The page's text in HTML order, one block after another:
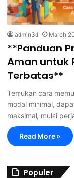
admin3d March
**Panduan
Aman untuk
Terbatas**
Temukan cara
modal minimal,
maksimal, mulai
Read More »
Populer